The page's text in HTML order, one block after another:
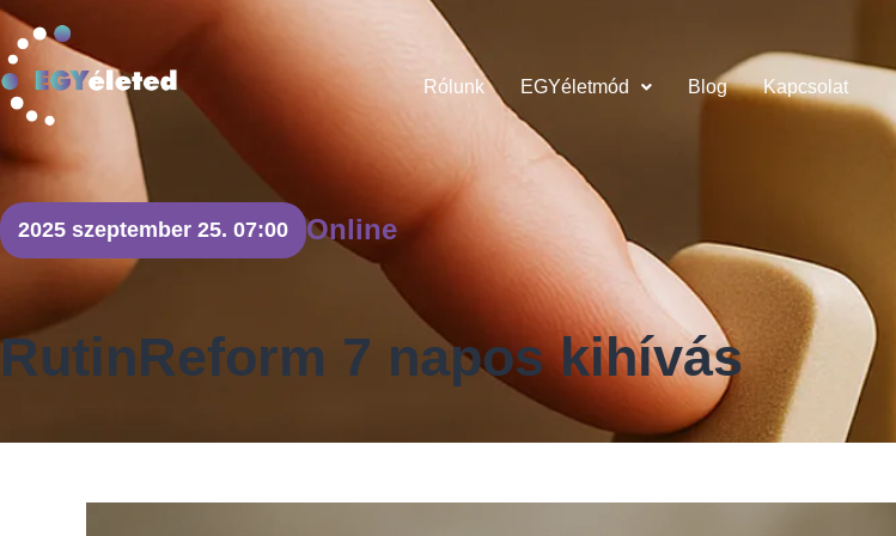
Rólunk EGYéletmód Blog Kapcsolat
2025 szeptember 25. 07:00 Online
RutinReform 7 napos kihívás